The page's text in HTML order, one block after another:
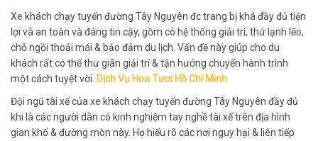
Xe khách chạy tuyến đường Tây Nguyên đc trang bị khá đầy đủ tiện
lợi và an toàn và đáng tin cậy, gồm có hệ thống giải trí, thứ lạnh lẽo,
chỗ ngồi thoải mái & bảo đảm du lịch. Vấn đề này giúp cho du
khách rất có thể thư giãn giải trí & tận hưởng chuyến hành trình
một cách tuyệt vời. Dịch Vụ Hoa Tươi Hồ Chí Minh
Đội ngũ tài xế của xe khách chạy tuyến đường Tây Nguyên đầy đủ
khi là các người dân có kinh nghiệm tay nghề tài xế trên địa hình
gian khổ & đường mòn này. Họ hiểu rõ các nơi nguy hại & liên tiếp